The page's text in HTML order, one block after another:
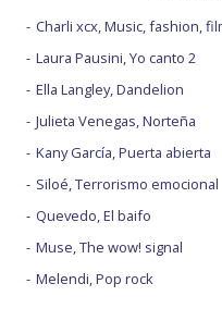
Charli xcx, Music, fashion,
Laura Pausini, Yo canto 2
Ella Langley, Dandelion
Julieta Venegas, Norteña
Kany García, Puerta abierta
Siloé, Terrorismo emocional
Quevedo, El baifo
Muse, The wow! signal
Melendi, Pop rock